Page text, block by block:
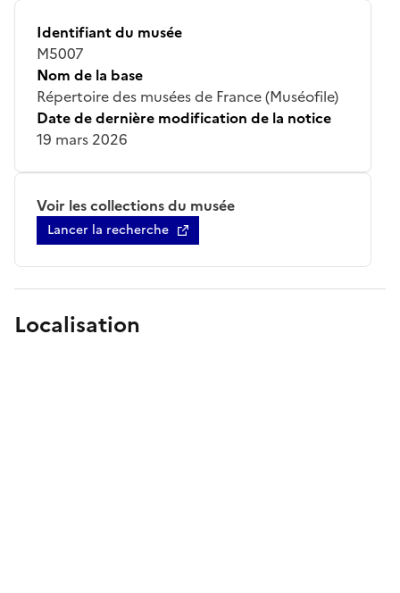
Identifiant du musée
M5007
Nom de la base
Répertoire des musées de France (Muséofile)
Date de dernière modification de la notice
19 mars 2026
Voir les collections du musée
Lancer la recherche
Localisation